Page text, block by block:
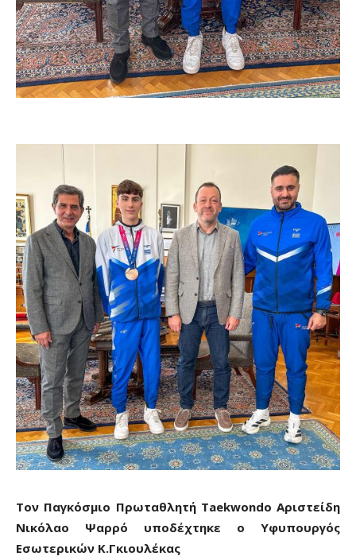
Τον Παγκόσμιο Πρωταθλητή Taekwondo Αριστείδη
Νικόλαο Ψαρρό υποδέχτηκε ο Υφυπουργός
Εσωτερικών Κ.Γκιουλέκας